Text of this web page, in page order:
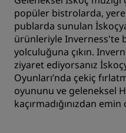
popüler bistrolarda,
publarda sunulan
ürünleriyle Inverness'te
yolculuğuna çıkın.
ziyaret ediyorsanız
Oyunları’nda çekiç
oyununu ve geleneksel
kaçırmadığınızdan emin